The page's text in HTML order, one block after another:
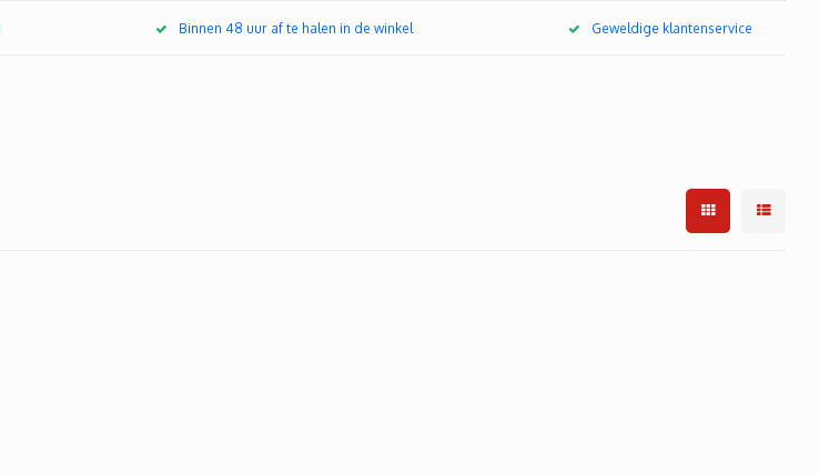
Binnen 48 uur af te halen in de winkel Geweldige klantenservice